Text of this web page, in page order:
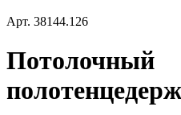
Арт. 38144.126
Потолочный